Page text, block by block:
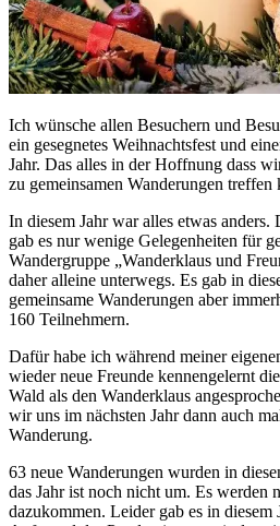
Ich wünsche allen Besuchern und
ein gesegnetes Weihnachtsfest und
Jahr. Das alles in der Hoffnung dass
zu gemeinsamen Wanderungen treffen
In diesem Jahr war alles etwas
gab es nur wenige Gelegenheiten für
Wandergruppe „Wanderklaus und
daher alleine unterwegs. Es gab in
gemeinsame Wanderungen aber
160 Teilnehmern.
Dafür habe ich während meiner
wieder neue Freunde kennengelernt
Wald als den Wanderklaus
wir uns im nächsten Jahr dann auch
Wanderung.
63 neue Wanderungen wurden in
das Jahr ist noch nicht um. Es werden
dazukommen. Leider gab es in